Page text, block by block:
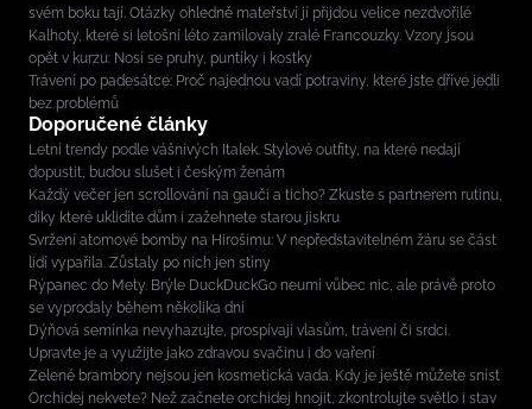
svém boku tají. Otázky ohledně mateřství jí přijdou velice nezdvořilé
Kalhoty, které si letošní léto zamilovaly zralé Francouzky. Vzory jsou
opět v kurzu: Nosí se pruhy, puntíky i kostky
Trávení po padesátce: Proč najednou vadí potraviny, které jste dříve jedli
bez problémů
Doporučené články
Letní trendy podle vášnivých Italek. Stylové outfity, na které nedají
dopustit, budou slušet i českým ženám
Každý večer jen scrollování na gauči a ticho? Zkuste s partnerem rutinu,
díky které uklidíte dům i zažehnete starou jiskru
Svržení atomové bomby na Hirošimu: V nepředstavitelném žáru se část
lidí vypařila. Zůstaly po nich jen stíny
Rýpanec do Mety. Brýle DuckDuckGo neumí vůbec nic, ale právě proto
se vyprodaly během několika dní
Dýňová semínka nevyhazujte, prospívají vlasům, trávení či srdci.
Upravte je a využijte jako zdravou svačinu i do vaření
Zelené brambory nejsou jen kosmetická vada. Kdy je ještě můžete sníst
Orchidej nekvete? Než začnete orchidej hnojit, zkontrolujte světlo i stav